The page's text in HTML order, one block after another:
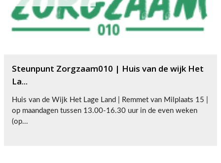
Steunpunt Zorgzaam010 | Huis van de wijk Het
La...
Huis van de Wijk Het Lage Land | Remmet van Milplaats 15 |
op maandagen tussen 13.00-16.30 uur in de even weken
(op...